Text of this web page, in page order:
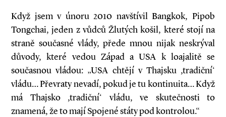
Když jsem v únoru 2010 navštívil Bangkok, Pipob
Tongchai, jeden z vůdců Žlutých košil, které stojí na
straně současné vlády, přede mnou nijak neskrýval
důvody, které vedou Západ a USA k loajalitě se
současnou vládou: „USA chtějí v Thajsku ,tradiční‘
vládu… Převraty nevadí, pokud je tu kontinuita… Když
má Thajsko ,tradiční‘ vládu, ve skutečnosti to
znamená, že to mají Spojené státy pod kontrolou.“